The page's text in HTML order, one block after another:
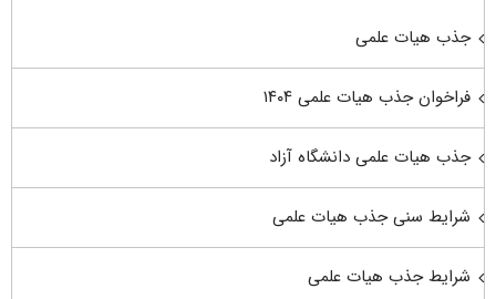
جذب هیات علمی
فراخوان جذب هیات علمی ۱۴۰۴
جذب هیات علمی دانشگاه آزاد
شرایط سنی جذب هیات علمی
شرایط جذب هیات علمی